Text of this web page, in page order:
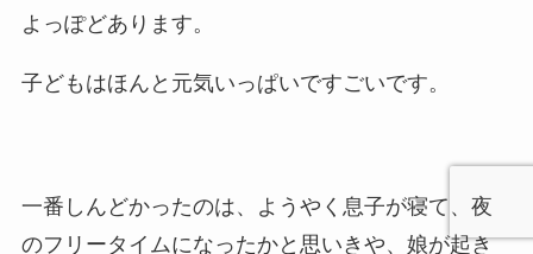
よっぽどあります。
子どもはほんと元気いっぱいですごいです。
一番しんどかったのは、ようやく息子が寝て、夜
のフリータイムになったかと思いきや、娘が起き